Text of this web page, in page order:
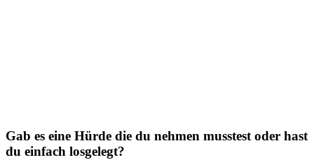
Gab es eine Hürde die du nehmen musstest oder hast
du einfach losgelegt?